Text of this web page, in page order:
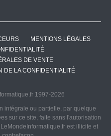
MENTIONS LÉGALES
DE VENTE
DE LA CONFIDENTIALITÉ
1997-2026
intégrale ou partielle, par quelque
sur ce site, faite sans l'autorisation
est illicite et